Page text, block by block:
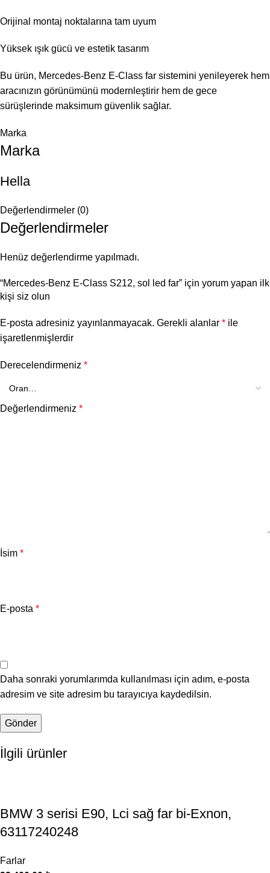
Orijinal montaj noktalarına tam uyum
Yüksek ışık gücü ve estetik tasarım
Bu ürün, Mercedes-Benz E-Class far sistemini yenileyerek hem
aracınızın görünümünü modernleştirir hem de gece
sürüşlerinde maksimum güvenlik sağlar.
Marka
Marka
Hella
Değerlendirmeler (0)
Değerlendirmeler
Henüz değerlendirme yapılmadı.
“Mercedes-Benz E-Class S212, sol led far” için yorum yapan ilk
kişi siz olun
E-posta adresiniz yayınlanmayacak. Gerekli alanlar * ile
işaretlenmişlerdir
Derecelendirmeniz *
Değerlendirmeniz *
İsim *
E-posta *
Daha sonraki yorumlarımda kullanılması için adım, e-posta
adresim ve site adresim bu tarayıcıya kaydedilsin.
İlgili ürünler
BMW 3 serisi E90, Lci sağ far bi-Exnon,
63117240248
Farlar